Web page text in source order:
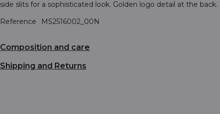
side slits for a sophisticated look. Golden logo detail at the back.
Reference
MS2516002_00N
Composition and care
Shipping and Returns